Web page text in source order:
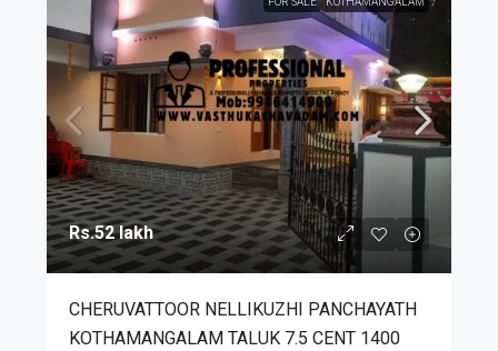
Rs.52 lakh
CHERUVATTOOR NELLIKUZHI PANCHAYATH
KOTHAMANGALAM TALUK 7.5 CENT 1400